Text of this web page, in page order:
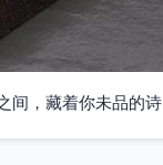
间，藏着你未品的诗